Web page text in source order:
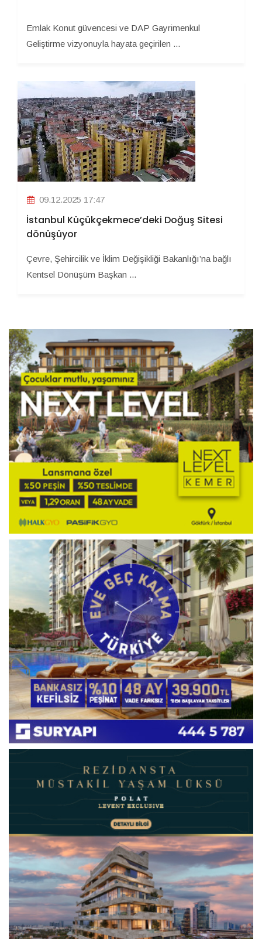
Emlak Konut güvencesi ve DAP Gayrimenkul
Geliştirme vizyonuyla hayata geçirilen ...
09.12.2025 17:47
İstanbul Küçükçekmece’deki Doğuş Sitesi
dönüşüyor
Çevre, Şehircilik ve İklim Değişikliği Bakanlığı’na bağlı
Kentsel Dönüşüm Başkan ...